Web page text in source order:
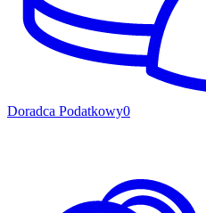
Doradca Podatkowy0